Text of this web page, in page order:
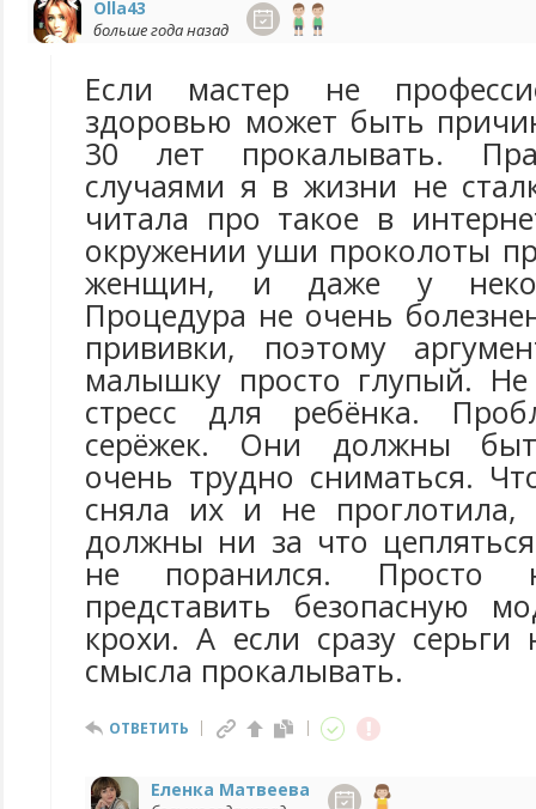
Olla43
больше года назад
Если мастер не
здоровью может быть
30 лет прокалывать.
случаями я в жизни не
читала про такое в
окружении уши проколоты
женщин, и даже у
Процедура не очень
прививки, поэтому
малышку просто глупый.
стресс для ребёнка.
серёжек. Они должны
очень трудно сниматься.
сняла их и не
должны ни за что
не поранился. Просто
представить безопасную
крохи. А если сразу серьги
смысла прокалывать.
ОТВЕТИТЬ
Еленка Матвеева